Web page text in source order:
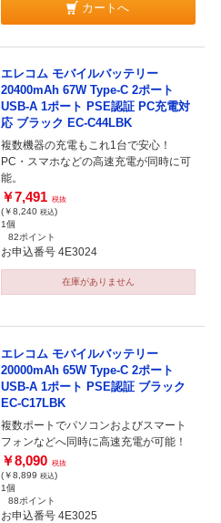
カートへ
エレコム モバイルバッテリー
20400mAh 67W Type-C 2ポート
USB-A 1ポート PSE認証 PC充電対
応 ブラック EC-C44LBK
複数機器の充電もこれ1台で安心！
PC・スマホなどの高速充電が同時に可
能。
￥7,491 税抜
(￥8,240 税込)
1個
82ポイント
お申込番号 4E3024
在庫がありません
エレコム モバイルバッテリー
20000mAh 65W Type-C 2ポート
USB-A 1ポート PSE認証 ブラック
EC-C17LBK
複数ポートでパソコンおよびスマート
フォンなどへ同時に高速充電が可能！
￥8,090 税抜
(￥8,899 税込)
1個
88ポイント
お申込番号 4E3025